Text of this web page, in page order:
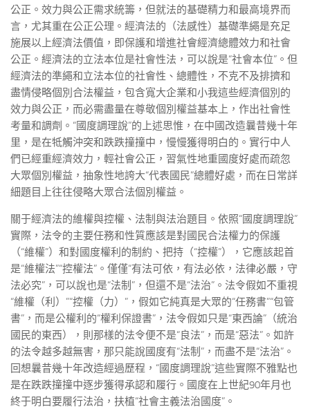
公正。效力與公正需求統籌，但就法的基礎精力和最高境界而
言，尤其重在公正公理。經濟法的（法感性）基礎準繩是充足
施展以上經濟法價值，即保護和增進社會經濟總體效力和社會
公正。經濟法的立法本位是社會性法，可以說是“社會本位”。但
經濟法的準繩和立法本位的社會性、總體性，不克不及排擠和
盡情侵略個別合法權益，包含寬大企業和小我這些經濟個別的
效力與公正，而必需盡量在尊敬個別權益基本上，作出社會性
考量和調劑。“國度調理說”的上述思惟，在中國改造曩昔幾十年
里，是在牴觸沖突和跌跌撞撞中，慢慢獲得明白的。實行中人
們已經重經濟效力，輕社會公正，習氣性地重國度好處而疏忽
大眾個別權益，抽象性地誇大“代表國民”總體好處，而在日常詳
細題目上往往侵略大眾合法個別權益。
關于經濟法的維權與控權、法制與法治題目。依照“國度調理說”
實際，法令的主要任務和性質應該是對國民合法權力的保護
（“維權”）和對國度權利的制約、把持（“控權”），它應該起首
是“維權法”“控權法”。僅僅“有法可依，有法必依，法律必嚴，守
法必究”，可以說也是“法制”，但還不是“法治”。法令假如不重視
“維權（利）”“控權（力）”，假如它純真是大眾的“任務書”“包管
書”，而是公權利的“權利保證書”，法令假如只是“東西論”（統治
國民的東西），則那樣的法令便不是“良法”，而是“惡法”。如許
的法令越多越無害，那只能說國度有“法制”，而盡不是“法治”。
回想曩昔幾十年改造經過歷程，“國度調理說”這些實際不雅點也
是在跌跌撞撞中逐步獲得承認和履行。國度在上世紀90年月也
終于明白要履行法治，扶植“社會主義法治國度”。